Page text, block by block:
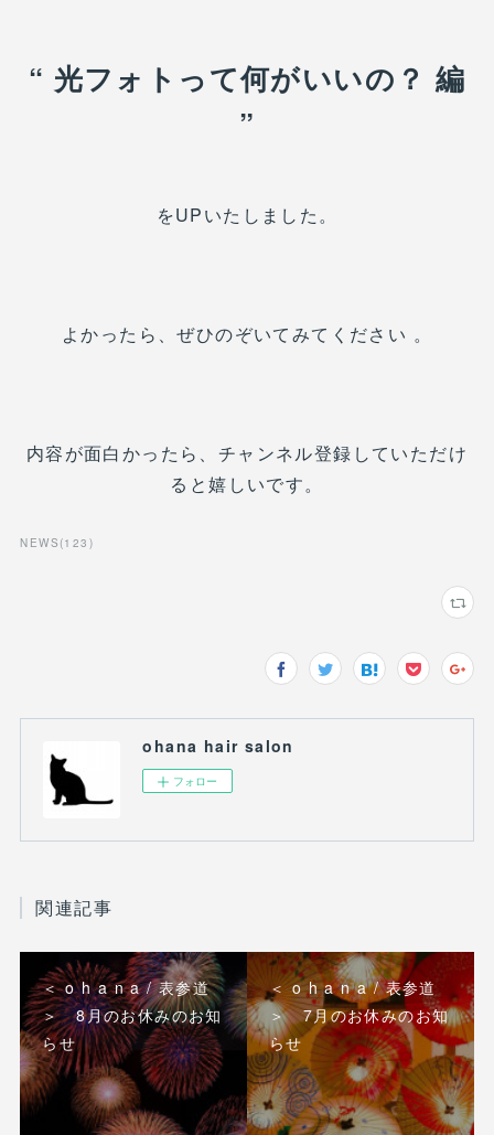
“ 光フォトって何がいいの？ 編
”
をUPいたしました。
よかったら、ぜひのぞいてみてください 。
内容が面白かったら、チャンネル登録していただけ
ると嬉しいです。
NEWS (123 )
ohana hair salon
フォロー
関連記事
＜ o h a n a / 表参道
＞ 8月のお休みのお知
らせ
＜ o h a n a / 表参道
＞ 7月のお休みのお知
らせ